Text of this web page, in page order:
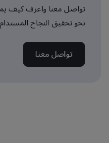
تواصل معنا واعرف كيف
نحو تحقيق النجاح
تواصل معنا